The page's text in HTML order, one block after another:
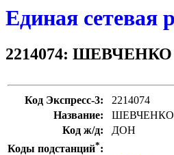
Единая сетевая
2214074: ШЕВЧЕНКО
Код Экспресс-3:
2214074
Название:
ШЕВЧЕНКО
Код ж/д:
ДОН
Коды подстанций*: